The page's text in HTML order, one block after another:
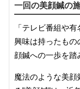
一回の美顔鍼の
「テレビ番組や
興味は持ったもの
顔鍼への一歩を踏
魔法のような美顔